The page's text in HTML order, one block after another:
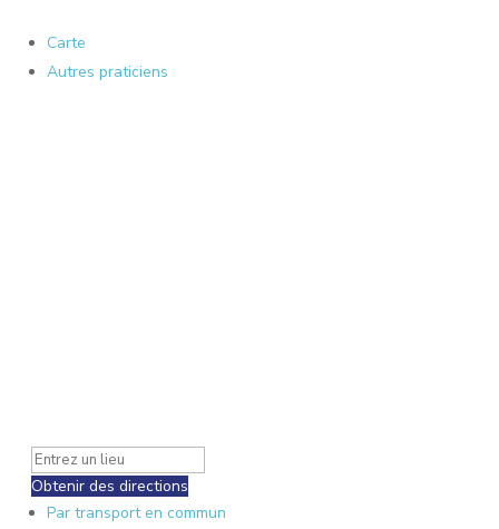
Carte
Autres praticiens
Obtenir des directions
Par transport en commun